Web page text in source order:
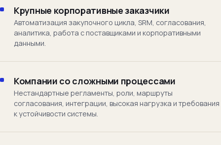
Крупные корпоративные заказчики
Автоматизация закупочного цикла, SRM, согласования,
аналитика, работа с поставщиками и корпоративными
данными.
Компании со сложными процессами
Нестандартные регламенты, роли, маршруты
согласования, интеграции, высокая нагрузка и требования
к устойчивости системы.